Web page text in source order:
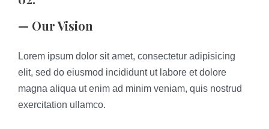
— Our Vision
Lorem ipsum dolor sit amet, consectetur adipisicing
elit, sed do eiusmod incididunt ut labore et dolore
magna aliqua ut enim ad minim veniam, quis nostrud
exercitation ullamco.